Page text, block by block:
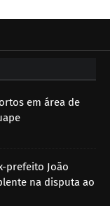
em área de
prefeito João
na disputa ao